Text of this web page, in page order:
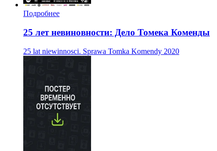
Подробнее
25 лет невиновности: Дело Томека Коменды
25 lat niewinnosci. Sprawa Tomka Komendy 2020